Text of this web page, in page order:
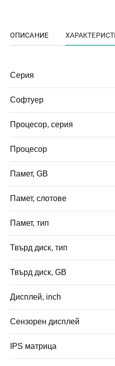
ОПИСАНИЕ
Серия
Софтуер
Процесор, серия
Процесор
Памет, GB
Памет, слотове
Памет, тип
Твърд диск, тип
Твърд диск, GB
Дисплей, inch
Сензорен дисплей
IPS матрица